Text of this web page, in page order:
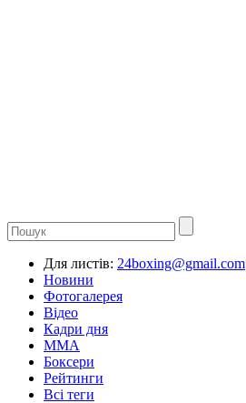
Для листів: 24boxing@gmail.com
Новини
Фотогалерея
Відео
Кадри дня
ММА
Боксери
Рейтинги
Всі теги